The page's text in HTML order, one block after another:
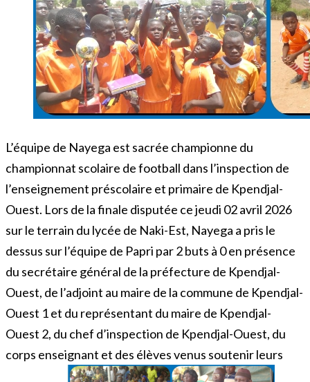
L’équipe de Nayega est sacrée championne du
championnat scolaire de football dans l’inspection de
l’enseignement préscolaire et primaire de Kpendjal-
Ouest. Lors de la finale disputée ce jeudi 02 avril 2026
sur le terrain du lycée de Naki-Est, Nayega a pris le
dessus sur l’équipe de Papri par 2 buts à 0 en présence
du secrétaire général de la préfecture de Kpendjal-
Ouest, de l’adjoint au maire de la commune de Kpendjal-
Ouest 1 et du représentant du maire de Kpendjal-
Ouest 2, du chef d’inspection de Kpendjal-Ouest, du
corps enseignant et des élèves venus soutenir leurs